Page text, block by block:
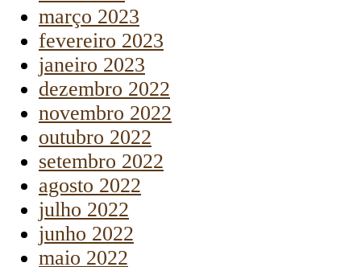
março 2023
fevereiro 2023
janeiro 2023
dezembro 2022
novembro 2022
outubro 2022
setembro 2022
agosto 2022
julho 2022
junho 2022
maio 2022